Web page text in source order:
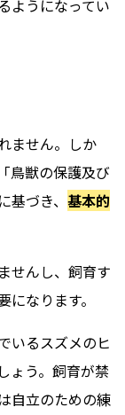
ようになってい
ません。しか
鳥獣の保護及び
づき、 基本的
せんし、飼育す
なります。
いるスズメのヒ
ょう。飼育が禁
自立のための練